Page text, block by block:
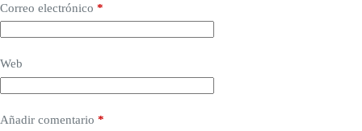
Correo electrónico *
Web
Añadir comentario *